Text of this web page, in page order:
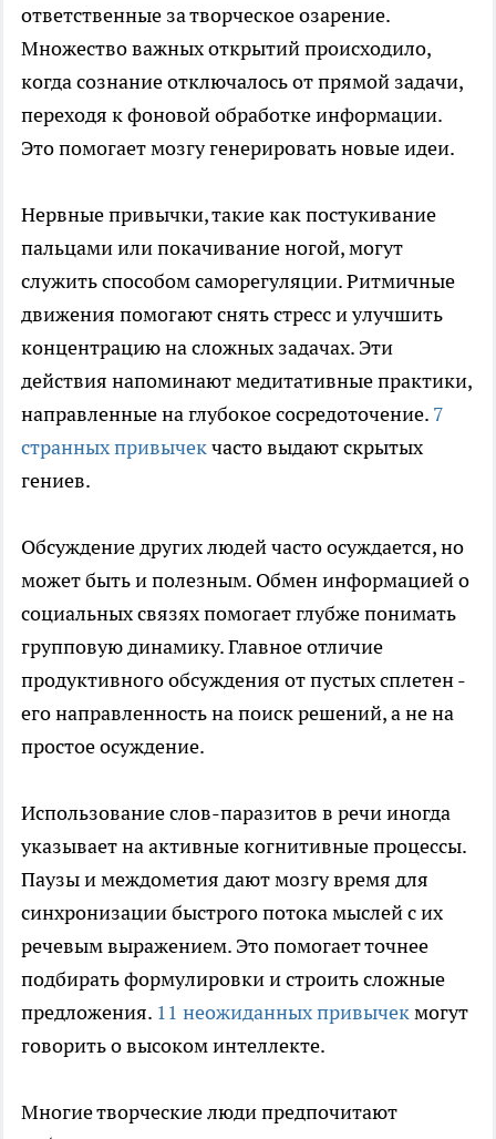
ответственные за творческое озарение.
Множество важных открытий происходило,
когда сознание отключалось от прямой задачи,
переходя к фоновой обработке информации.
Это помогает мозгу генерировать новые идеи.
Нервные привычки, такие как постукивание
пальцами или покачивание ногой, могут
служить способом саморегуляции. Ритмичные
движения помогают снять стресс и улучшить
концентрацию на сложных задачах. Эти
действия напоминают медитативные практики,
направленные на глубокое сосредоточение. 7
странных привычекчасто выдают скрытых
гениев.
Обсуждение других людей часто осуждается, но
может быть и полезным. Обмен информацией о
социальных связях помогает глубже понимать
групповую динамику. Главное отличие
продуктивного обсуждения от пустых сплетен -
его направленность на поиск решений, а не на
простое осуждение.
Использование слов-паразитов в речи иногда
указывает на активные когнитивные процессы.
Паузы и междометия дают мозгу время для
синхронизации быстрого потока мыслей с их
речевым выражением. Это помогает точнее
подбирать формулировки и строить сложные
предложения. 11 неожиданных привычекмогут
говорить о высоком интеллекте.
Многие творческие люди предпочитают